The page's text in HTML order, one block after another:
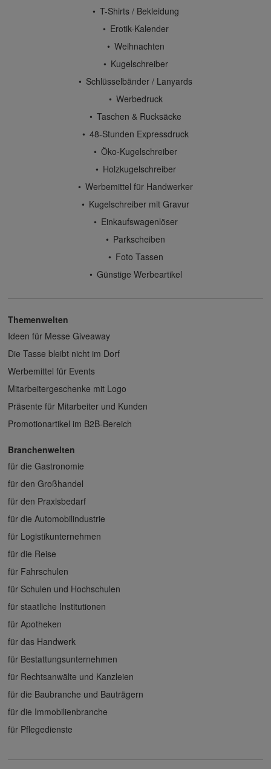
T-Shirts / Bekleidung
Erotik-Kalender
Weihnachten
Kugelschreiber
Schlüsselbänder / Lanyards
Werbedruck
Taschen & Rucksäcke
48-Stunden Expressdruck
Öko-Kugelschreiber
Holzkugelschreiber
Werbemittel für Handwerker
Kugelschreiber mit Gravur
Einkaufswagenlöser
Parkscheiben
Foto Tassen
Günstige Werbeartikel
Themenwelten
Ideen für Messe Giveaway
Die Tasse bleibt nicht im Dorf
Werbemittel für Events
Mitarbeitergeschenke mit Logo
Präsente für Mitarbeiter und Kunden
Promotionartikel im B2B-Bereich
Branchenwelten
für die Gastronomie
für den Großhandel
für den Praxisbedarf
für die Automobilindustrie
für Logistikunternehmen
für die Reise
für Fahrschulen
für Schulen und Hochschulen
für staatliche Institutionen
für Apotheken
für das Handwerk
für Bestattungsunternehmen
für Rechtsanwälte und Kanzleien
für die Baubranche und Bauträgern
für die Immobilienbranche
für Pflegedienste